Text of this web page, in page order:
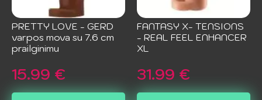
PRETTY LOVE - GERD
varpos mova su 7.6 cm
prailginimu
15.99 €
FANTASY X- TENSIONS
- REAL FEEL ENHANCER
XL
31.99 €